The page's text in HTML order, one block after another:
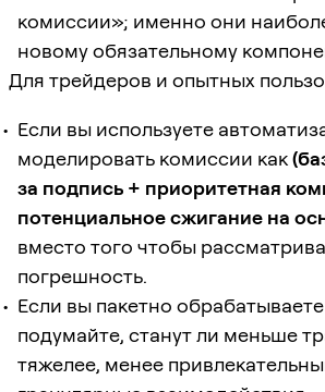
комиссии»; именно они
новому обязательному
Для трейдеров и опытных
Если вы используете
моделировать комиссии как
за подпись + приоритетная
потенциальное сжигание на
вместо того чтобы
погрешность.
Если вы пакетно
подумайте, станут ли меньше
тяжелее, менее